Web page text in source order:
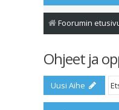
Foorumin
Ohjeet ja
Uusi Aihe